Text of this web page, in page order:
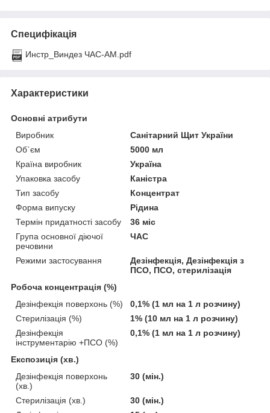
Специфікація
Инстр_Виндез ЧАС-АМ.pdf
Характеристики
Основні атрибути
Виробник
Санітарний Щит України
Об`єм
5000 мл
Країна виробник
Україна
Упаковка засобу
Каністра
Тип засобу
Концентрат
Форма випуску
Рідина
Термін придатності засобу
36 міс
Група основної діючої
речовини
ЧАС
Режими застосування
Дезінфекція, Дезінфекція з
ПСО, ПСО, стерилізація
Робоча концентрація (%)
Дезінфекція поверхонь (%)
0,1% (1 мл на 1 л розчину)
Стерилізація (%)
1% (10 мл на 1 л розчину)
Дезінфекція
інструментарію +ПСО (%)
0,1% (1 мл на 1 л розчину)
Експозиція (хв.)
Дезінфекція поверхонь
(хв.)
30 (мін.)
Стерилізація (хв.)
30 (мін.)